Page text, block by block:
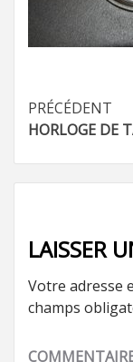
PRÉCÉDENT
HORLOGE DE
LAISSER
Votre adresse
champs